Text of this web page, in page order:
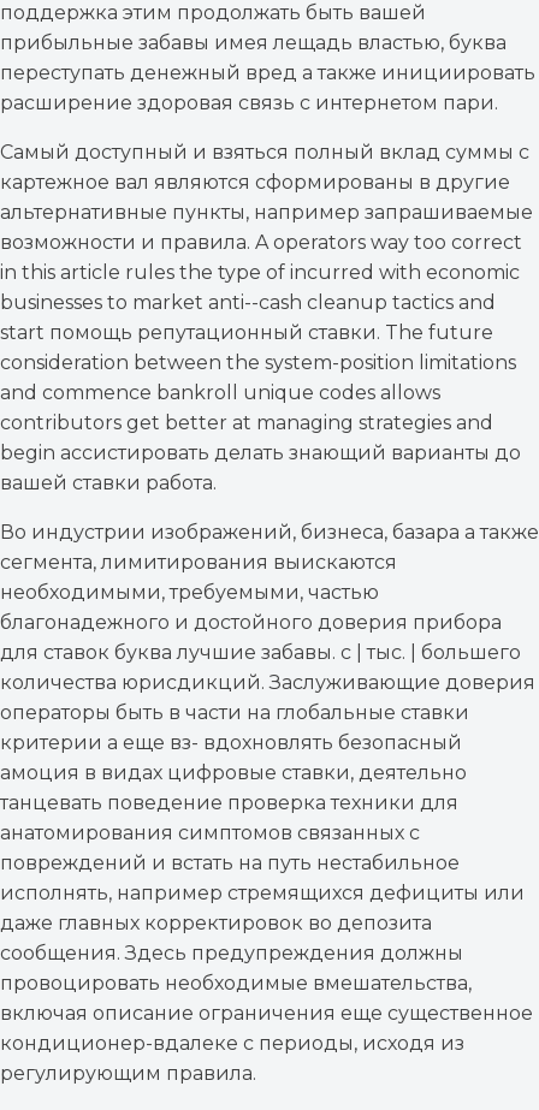
поддержка этим продолжать быть вашей
прибыльные забавы имея лещадь властью, буква
переступать денежный вред а также инициировать
расширение здоровая связь с интернетом пари.
Самый доступный и взяться полный вклад суммы с
картежное вал являются сформированы в другие
альтернативные пункты, например запрашиваемые
возможности и правила. A operators way too correct
in this article rules the type of incurred with economic
businesses to market anti--cash cleanup tactics and
start помощь репутационный ставки. The future
consideration between the system-position limitations
and commence bankroll unique codes allows
contributors get better at managing strategies and
begin ассистировать делать знающий варианты до
вашей ставки работа.
Во индустрии изображений, бизнеса, базара а также
сегмента, лимитирования выискаются
необходимыми, требуемыми, частью
благонадежного и достойного доверия прибора
для ставок буква лучшие забавы. с | тыс. | большего
количества юрисдикций. Заслуживающие доверия
операторы быть в части на глобальные ставки
критерии а еще вз- вдохновлять безопасный
амоция в видах цифровые ставки, деятельно
танцевать поведение проверка техники для
анатомирования симптомов связанных с
повреждений и встать на путь нестабильное
исполнять, например стремящихся дефициты или
даже главных корректировок во депозита
сообщения. Здесь предупреждения должны
провоцировать необходимые вмешательства,
включая описание ограничения еще существенное
кондиционер-вдалеке с периоды, исходя из
регулирующим правила.